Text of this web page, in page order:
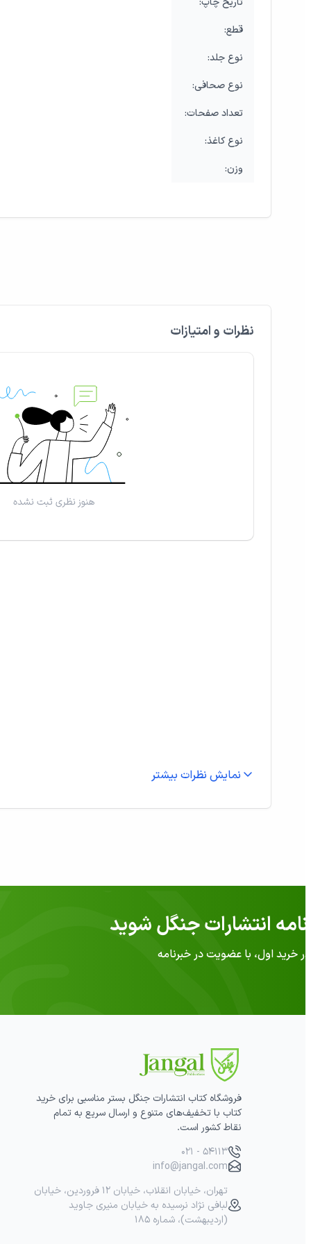
:قطع
:نوع جلد
:نوع صحافی
:تعداد صفحات
:نوع کاغذ
:وزن
نظرات و امتیازات
نمایش نظرات بیشتر
انتشارات جنگل شوید
فروشگاه کتاب انتشارات جنگل بستر مناسبی برای خرید
کتاب با تخفیف‌های متنوع و ارسال سریع به تمام
نقاط کشور است.
۰۲۱ - ۵۴۱۱۳
info@jangal.com
تهران، خیابان انقلاب، خیابان ۱۲ فروردین، خیابان
لبافی نژاد نرسیده به خیابان منیری جاوید
(اردیبهشت)، شماره ۱۸۵